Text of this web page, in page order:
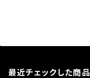
最近チェックした商品